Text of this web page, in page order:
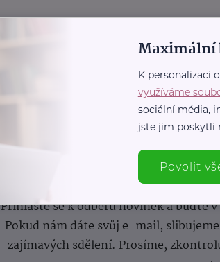
Informace
Přihlaste se k odběru novinek a buďte
Pokud nám dáte svůj e-mail,
zajímavých sdělení. Prosíme,
Maximální
K personalizaci
využíváme
sociální média,
jste jim poskytli
Povolit